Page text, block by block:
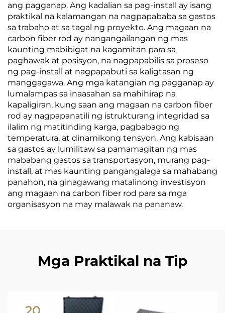
ang pagganap. Ang kadalian sa pag-install ay isang
praktikal na kalamangan na nagpapababa sa gastos
sa trabaho at sa tagal ng proyekto. Ang magaan na
carbon fiber rod ay nangangailangan ng mas
kaunting mabibigat na kagamitan para sa
paghawak at posisyon, na nagpapabilis sa proseso
ng pag-install at nagpapabuti sa kaligtasan ng
manggagawa. Ang mga katangian ng pagganap ay
lumalampas sa inaasahan sa mahihirap na
kapaligiran, kung saan ang magaan na carbon fiber
rod ay nagpapanatili ng istrukturang integridad sa
ilalim ng matitinding karga, pagbabago ng
temperatura, at dinamikong tensyon. Ang kabisaan
sa gastos ay lumilitaw sa pamamagitan ng mas
mababang gastos sa transportasyon, murang pag-
install, at mas kaunting pangangalaga sa mahabang
panahon, na ginagawang matalinong investisyon
ang magaan na carbon fiber rod para sa mga
organisasyon na may malawak na pananaw.
Mga Praktikal na Tip